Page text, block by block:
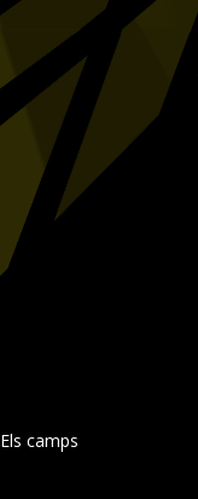
Els camps